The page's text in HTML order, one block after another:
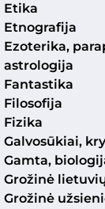
Etika
Etnografija
Ezoterika,
astrologija
Fantastika
Filosofija
Fizika
Galvosūkiai,
Gamta,
Grožinė
Grožinė